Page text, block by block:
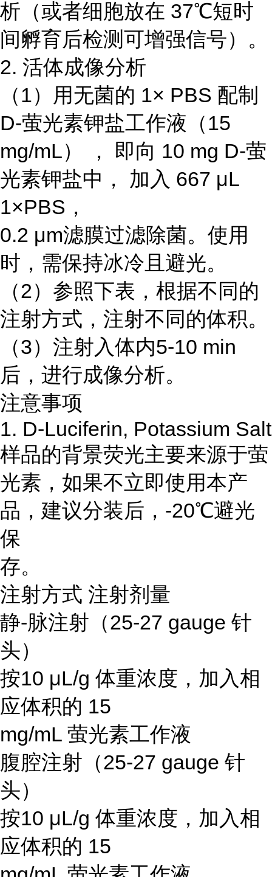
析（或者细胞放在 37℃短时
间孵育后检测可增强信号）。
2. 活体成像分析
（1）用无菌的 1× PBS 配制
D-萤光素钾盐工作液（15
mg/mL） ， 即向 10 mg D-萤
光素钾盐中， 加入 667 μL
1×PBS，
0.2 μm滤膜过滤除菌。使用
时，需保持冰冷且避光。
（2）参照下表，根据不同的
注射方式，注射不同的体积。
（3）注射入体内5-10 min
后，进行成像分析。
注意事项
1. D-Luciferin, Potassium Salt
样品的背景荧光主要来源于萤
光素，如果不立即使用本产
品，建议分装后，-20℃避光
保
存。
注射方式 注射剂量
静-脉注射（25-27 gauge 针
头）
按10 μL/g 体重浓度，加入相
应体积的 15
mg/mL 萤光素工作液
腹腔注射（25-27 gauge 针
头）
按10 μL/g 体重浓度，加入相
应体积的 15